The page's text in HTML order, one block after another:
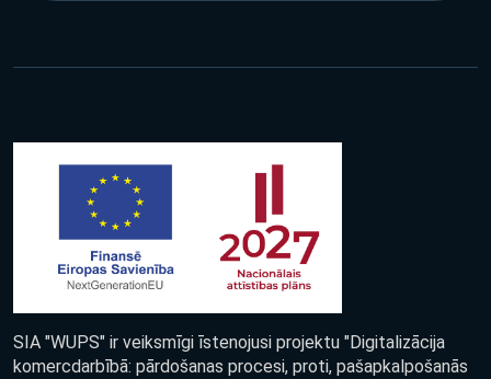
SIA "WUPS" ir veiksmīgi īstenojusi projektu "Digitalizācija
komercdarbībā: pārdošanas procesi, proti, pašapkalpošanās